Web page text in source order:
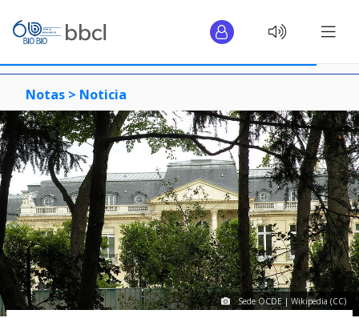
Notas > Noticia
Sede OCDE | Wikipedia (CC)